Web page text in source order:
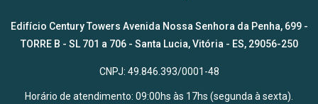
Edifício Century Towers Avenida Nossa Senhora da Penha, 699 -
TORRE B - SL 701 a 706 - Santa Lucia, Vitória - ES, 29056-250
CNPJ: 49.846.393/0001-48
Horário de atendimento: 09:00hs às 17hs (segunda à sexta).